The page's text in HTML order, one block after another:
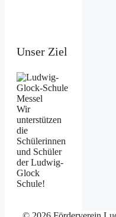
Unser Ziel
Wir
unterstützen
die
Schülerinnen
und Schüler
der Ludwig-
Glock
Schule!